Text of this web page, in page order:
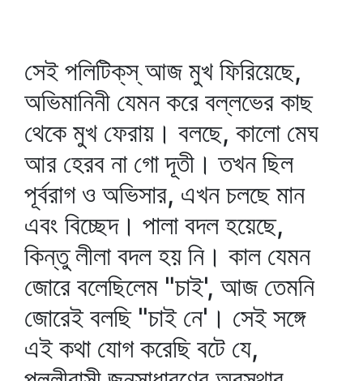
সেই পলিটিক্‌স্‌ আজ মুখ ফিরিয়েছে,
অভিমানিনী যেমন করে বল্লভের কাছ
থেকে মুখ ফেরায়। বলছে, কালো মেঘ
আর হেরব না গো দূতী। তখন ছিল
পূর্বরাগ ও অভিসার, এখন চলছে মান
এবং বিচ্ছেদ। পালা বদল হয়েছে,
কিন্তু লীলা বদল হয় নি। কাল যেমন
জোরে বলেছিলেম "চাই', আজ তেমনি
জোরেই বলছি "চাই নে'। সেই সঙ্গে
এই কথা যোগ করেছি বটে যে,